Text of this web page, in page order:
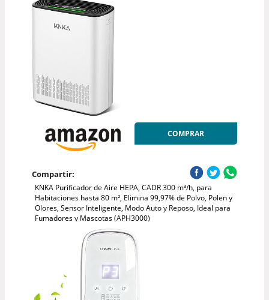
COMPRAR
Compartir:
KNKA Purificador de Aire HEPA, CADR 300 m³/h, para
Habitaciones hasta 80 m², Elimina 99,97% de Polvo, Polen y
Olores, Sensor Inteligente, Modo Auto y Reposo, Ideal para
Fumadores y Mascotas (APH3000)